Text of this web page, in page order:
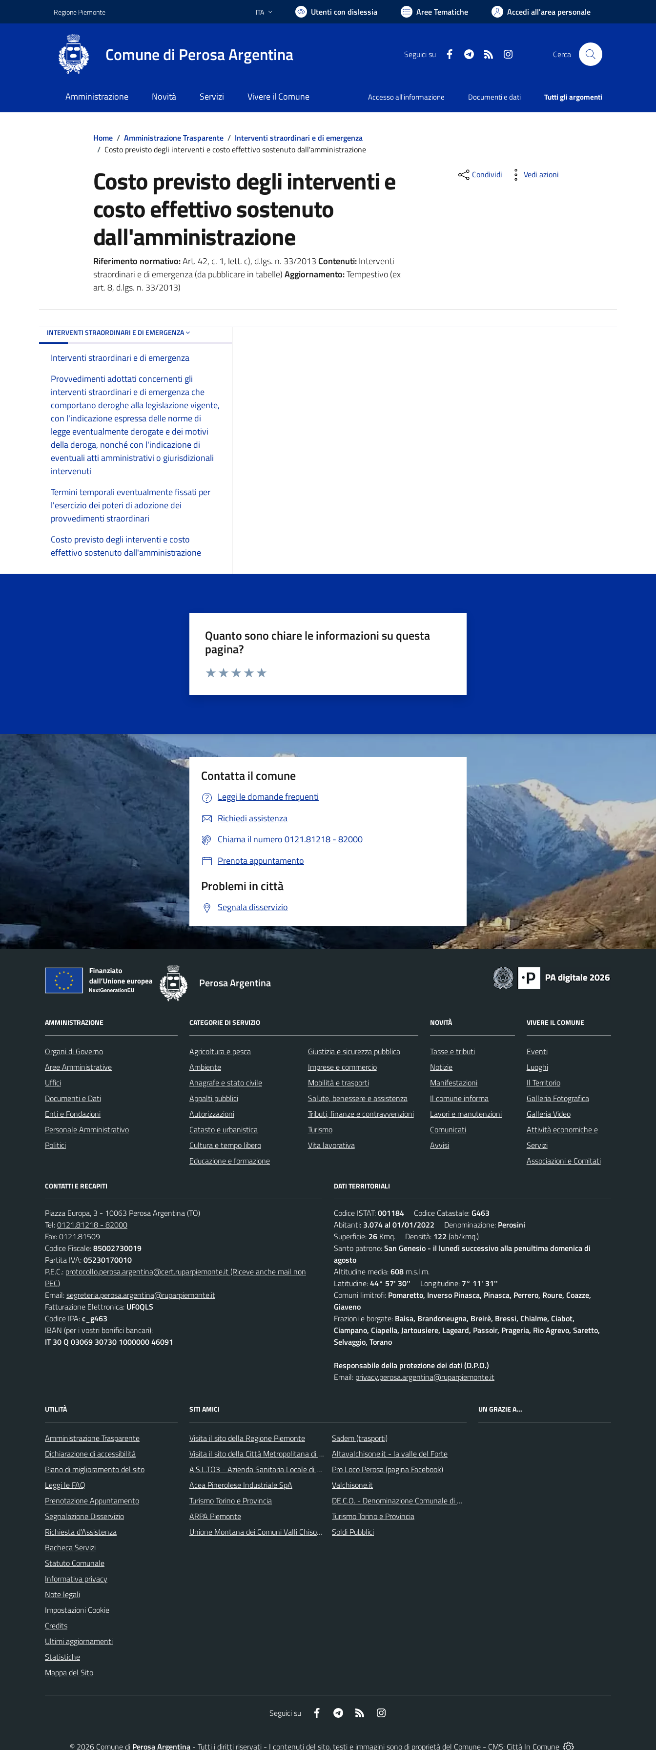
Regione Piemonte Lingua attiva:
ITA Utenti con dislessia Aree Tematiche Accedi all'area personale
Comune di Perosa Argentina Seguici su FacebookTelegramRSS Cerca
Amministrazione Novità Servizi Vivere il Comune Accesso all'informazione Documenti e dati Tutti gli argomenti
Home / Amministrazione Trasparente / Interventi straordinari e di emergenza
/ Costo previsto degli interventi e costo effettivo sostenuto dall'amministrazione
Costo previsto degli interventi e
costo effettivo sostenuto
dall'amministrazione
Riferimento normativo:Art. 42, c. 1, lett. c), d.lgs. n. 33/2013 Contenuti:Interventi
straordinari e di emergenza (da pubblicare in tabelle)Aggiornamento:Tempestivo (ex
art. 8, d.lgs. n. 33/2013)
Condividi Vedi azioni
INTERVENTI STRAORDINARI E DI EMERGENZA
Interventi straordinari e di emergenza
Provvedimenti adottati concernenti gli
interventi straordinari e di emergenza che
comportano deroghe alla legislazione vigente,
con l'indicazione espressa delle norme di
legge eventualmente derogate e dei motivi
della deroga, nonché con l'indicazione di
eventuali atti amministrativi o giurisdizionali
intervenuti
Termini temporali eventualmente fissati per
l'esercizio dei poteri di adozione dei
provvedimenti straordinari
Costo previsto degli interventi e costo
effettivo sostenuto dall'amministrazione
Quanto sono chiare le informazioni su questa
pagina?
Valuta da 1 a 5 stelle la pagina
Contatta il comune
Leggi le domande frequenti
Richiedi assistenza
Chiama il numero 0121.81218 - 82000
Prenota appuntamento
Problemi in città
Segnala disservizio
Perosa Argentina
AMMINISTRAZIONE
Organi di Governo
Aree Amministrative
Uffici
Documenti e Dati
Enti e Fondazioni
Personale Amministrativo
Politici
CATEGORIE DI SERVIZIO
Agricoltura e pesca
Ambiente
Anagrafe e stato civile
Appalti pubblici
Autorizzazioni
Catasto e urbanistica
Cultura e tempo libero
Educazione e formazione
Giustizia e sicurezza pubblica
Imprese e commercio
Mobilità e trasporti
Salute, benessere e assistenza
Tributi, finanze e contravvenzioni
Turismo
Vita lavorativa
NOVITÀ
Tasse e tributi
Notizie
Manifestazioni
Il comune informa
Lavori e manutenzioni
Comunicati
Avvisi
VIVERE IL COMUNE
Eventi
Luoghi
Il Territorio
Galleria Fotografica
Galleria Video
Attività economiche e
Servizi
Associazioni e Comitati
CONTATTI E RECAPITI
Piazza Europa, 3 - 10063 Perosa Argentina (TO)
Tel:0121.81218 - 82000
Fax:0121.81509
Codice Fiscale:85002730019
Partita IVA:05230170010
P.E.C.: protocollo.perosa.argentina@cert.ruparpiemonte.it (Riceve anche mail non
PEC)
Email:segreteria.perosa.argentina@ruparpiemonte.it
Fatturazione Elettronica: UF0QLS
Codice IPA:c_g463
IBAN (per i vostri bonifici bancari):
IT 30 Q 03069 30730 1000000 46091
DATI TERRITORIALI
Codice ISTAT:001184 Codice Catastale:G463
Abitanti: 3.074 al 01/01/2022 Denominazione: Perosini
Superficie: 26 Kmq. Densità: 122 (ab/kmq.)
Santo patrono:San Genesio - il lunedì successivo alla penultima domenica di
agosto
Altitudine media:608 m.s.l.m.
Latitudine:44° 57' 30'' Longitudine: 7° 11' 31''
Comuni limitrofi: Pomaretto, Inverso Pinasca, Pinasca, Perrero, Roure, Coazze,
Giaveno
Frazioni e borgate: Baisa, Brandoneugna, Breirè, Bressi, Chialme, Ciabot,
Ciampano, Ciapella, Jartousiere, Lageard, Passoir, Prageria, Rio Agrevo, Saretto,
Selvaggio, Torano
Responsabile della protezione dei dati (D.P.O.)
Email: privacy.perosa.argentina@ruparpiemonte.it
UTILITÀ
Amministrazione Trasparente
Dichiarazione di accessibilità
Piano di miglioramento del sito
Leggi le FAQ
Prenotazione Appuntamento
Segnalazione Disservizio
Richiesta d'Assistenza
Bacheca Servizi
Statuto Comunale
Informativa privacy
Note legali
Impostazioni Cookie
Credits
Ultimi aggiornamenti
Statistiche
Mappa del Sito
SITI AMICI
Visita il sito della Regione Piemonte
Visita il sito della Città Metropolitana di Torino
A.S.L.TO3 - Azienda Sanitaria Locale di Collegno e Pinerolo
Acea Pinerolese Industriale SpA
Turismo Torino e Provincia
ARPA Piemonte
Unione Montana dei Comuni Valli Chisone e Germanasca
Sadem (trasporti)
Altavalchisone.it - la valle del Forte
Pro Loco Perosa (pagina Facebook)
Valchisone.it
DE.C.O. - Denominazione Comunale di Origine
Turismo Torino e Provincia
Soldi Pubblici
UN GRAZIE A...
Seguici su Facebook Telegram RSS
© 2026Comune di Perosa Argentina- Tutti i diritti riservati - I contenuti del sito, testi e immagini sono di proprietà del Comune - CMS: Città In Comune